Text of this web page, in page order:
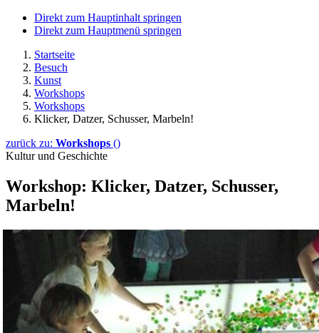
Direkt zum Hauptinhalt springen
Direkt zum Hauptmenü springen
Startseite
Besuch
Kunst
Workshops
Workshops
Klicker, Datzer, Schusser, Marbeln!
zurück zu: Workshops ()
Kultur und Geschichte
Workshop: Klicker, Datzer, Schusser,
Marbeln!